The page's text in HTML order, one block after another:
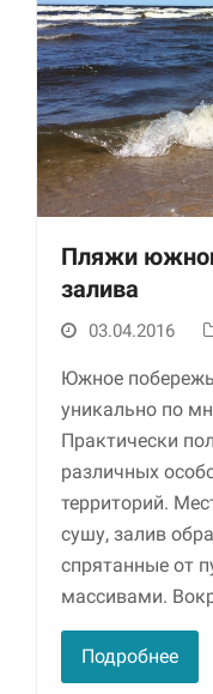
Пляжи
залива
03.04.2016
Южное
уникально по
Практически
различных
территорий.
сушу, залив
спрятанные от
массивами.
Подробнее